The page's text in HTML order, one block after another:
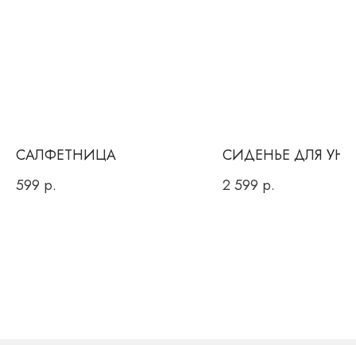
САЛФЕТНИЦА
599 р.
СИДЕНЬЕ ДЛЯ
2 599 р.